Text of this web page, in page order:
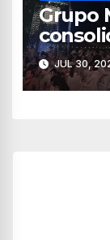
Grupo
de
JUL 30,